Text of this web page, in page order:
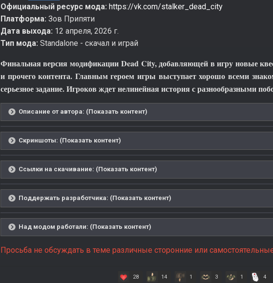
Официальный ресурс мода: https://vk.com/stalker_dead_city
Платформа: Зов Припяти
Дата выхода: 12 апреля, 2026 г.
Тип мода: Standalone - скачал и играй
Финальная версия модификации Dead City, добавляющей в игру новые
и прочего контента. Главным героем игры выступает хорошо всеми
серьезное задание. Игроков ждет нелинейная история с разнообразными
Описание от автора: (Показать контент)
Скриншоты: (Показать контент)
Ссылки на скачивание: (Показать контент)
Поддержать разработчика: (Показать контент)
Над модом работали: (Показать контент)
Просьба не обсуждать в теме различные сторонние или
28 14 1 3 1 4